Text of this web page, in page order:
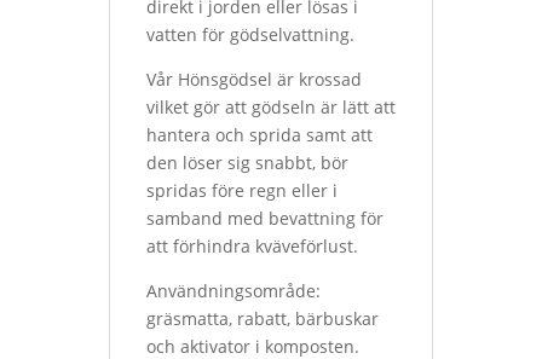
direkt i jorden eller lösas i
vatten för gödselvattning.
Vår Hönsgödsel är krossad
vilket gör att gödseln är lätt att
hantera och sprida samt att
den löser sig snabbt, bör
spridas före regn eller i
samband med bevattning för
att förhindra kväveförlust.
Användningsområde:
gräsmatta, rabatt, bärbuskar
och aktivator i komposten.